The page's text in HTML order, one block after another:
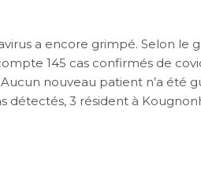
a encore grimpé. Selon
145 cas confirmés de
nouveau patient n’a
détectés, 3 résident à